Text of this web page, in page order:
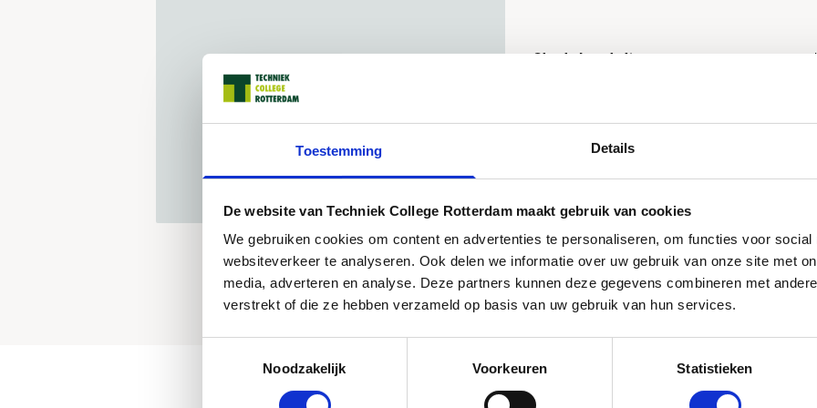
Toestemming Details
De website van Techniek College Rotterdam maakt gebruik van cookies
We gebruiken cookies om content en advertenties te personaliseren, om functies voor social
websiteverkeer te analyseren. Ook delen we informatie over uw gebruik van onze site met
media, adverteren en analyse. Deze partners kunnen deze gegevens combineren met
verstrekt of die ze hebben verzameld op basis van uw gebruik van hun services.
Noodzakelijk
Voorkeuren Statistieken
Check de website